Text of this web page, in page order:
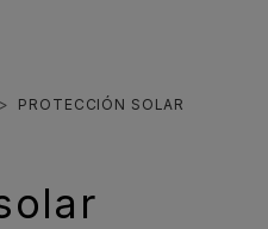
PROTECCIÓN SOLAR